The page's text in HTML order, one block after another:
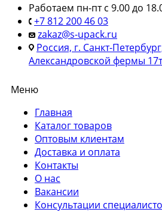
Работаем пн-пт с 9.00 до
+7 812 200 46 03
zakaz@s-upack.ru
Россия, г. Санкт-
Александровской фермы 17т
Меню
Главная
Каталог товаров
Оптовым клиентам
Доставка и оплата
Контакты
О нас
Вакансии
Консультации